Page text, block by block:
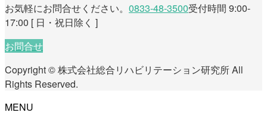
お気軽にお問合せください。 0833-48-3500受付時間 9:00-
17:00 [ 日・祝日除く ]
お問合せ
Copyright © 株式会社総合リハビリテーション研究所 All
Rights Reserved.
MENU